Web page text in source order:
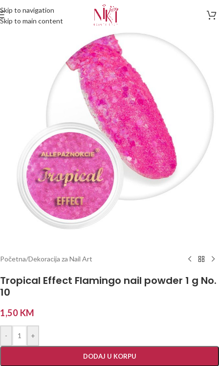
Skip to navigation
Skip to main content
Početna/Dekoracija za Nail Art
Tropical Effect Flamingo nail powder 1 g No.
10
1,50 KM
- +
DODAJ U KORPU